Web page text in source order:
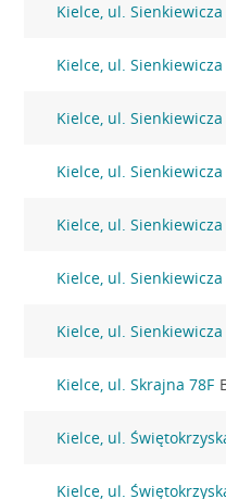
Kielce, ul.
Kielce, ul.
Kielce, ul.
Kielce, ul.
Kielce, ul.
Kielce, ul.
Kielce, ul. Sienkiewicza
Kielce, ul. Skrajna 78F
Kielce, ul.
Kielce, ul.